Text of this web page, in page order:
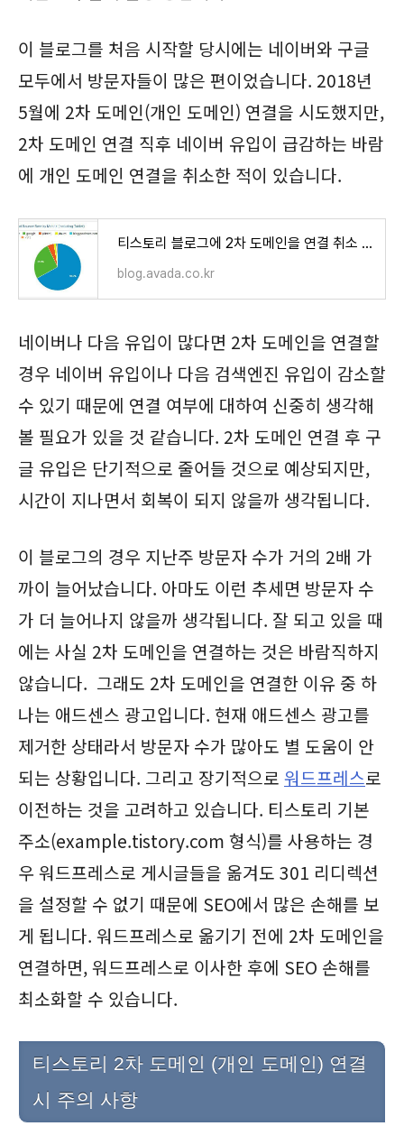
이 블로그를 처음 시작할 당시에는 네이버와 구글
모두에서 방문자들이 많은 편이었습니다. 2018년
5월에 2차 도메인(개인 도메인) 연결을 시도했지만,
2차 도메인 연결 직후 네이버 유입이 급감하는 바람
에 개인 도메인 연결을 취소한 적이 있습니다.
티스토리 블로그에 2차 도메인을 연결 취소 후 SEO 문제
blog.avada.co.kr
네이버나 다음 유입이 많다면 2차 도메인을 연결할
경우 네이버 유입이나 다음 검색엔진 유입이 감소할
수 있기 때문에 연결 여부에 대하여 신중히 생각해
볼 필요가 있을 것 같습니다. 2차 도메인 연결 후 구
글 유입은 단기적으로 줄어들 것으로 예상되지만,
시간이 지나면서 회복이 되지 않을까 생각됩니다.
이 블로그의 경우 지난주 방문자 수가 거의 2배 가
까이 늘어났습니다. 아마도 이런 추세면 방문자 수
가 더 늘어나지 않을까 생각됩니다. 잘 되고 있을 때
에는 사실 2차 도메인을 연결하는 것은 바람직하지
않습니다. 그래도 2차 도메인을 연결한 이유 중 하
나는 애드센스 광고입니다. 현재 애드센스 광고를
제거한 상태라서 방문자 수가 많아도 별 도움이 안
되는 상황입니다. 그리고 장기적으로 워드프레스로
이전하는 것을 고려하고 있습니다. 티스토리 기본
주소(example.tistory.com 형식)를 사용하는 경
우 워드프레스로 게시글들을 옮겨도 301 리디렉션
을 설정할 수 없기 때문에 SEO에서 많은 손해를 보
게 됩니다. 워드프레스로 옮기기 전에 2차 도메인을
연결하면, 워드프레스로 이사한 후에 SEO 손해를
최소화할 수 있습니다.
티스토리 2차 도메인 (개인 도메인) 연결
시 주의 사항